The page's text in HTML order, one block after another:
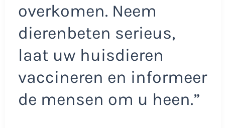
overkomen. Neem
dierenbeten serieus,
laat uw huisdieren
vaccineren en informeer
de mensen om u heen.”